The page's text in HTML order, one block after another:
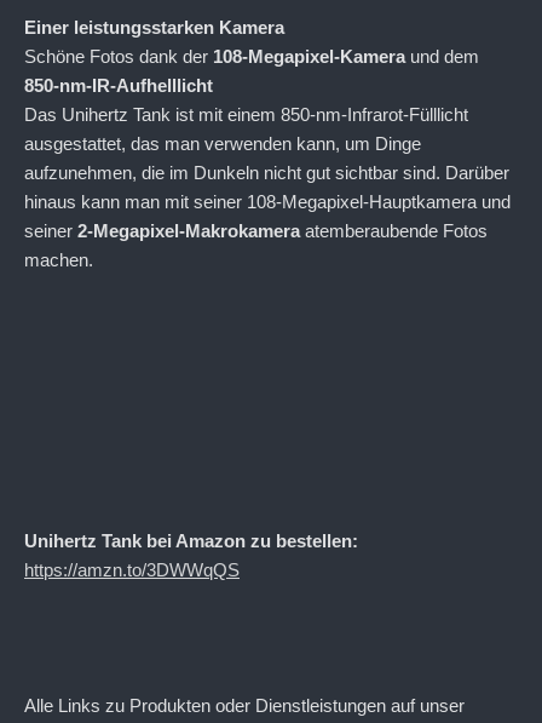
Einer leistungsstarken Kamera
Schöne Fotos dank der 108-Megapixel-Kameraund dem
850-nm-IR-Aufhelllicht
Das Unihertz Tank ist mit einem 850-nm-Infrarot-Fülllicht
ausgestattet, das man verwenden kann, um Dinge
aufzunehmen, die im Dunkeln nicht gut sichtbar sind. Darüber
hinaus kann man mit seiner 108-Megapixel-Hauptkamera und
seiner 2-Megapixel-Makrokameraatemberaubende Fotos
machen.
Unihertz Tank bei Amazon zu bestellen:
https://amzn.to/3DWWqQS
Alle Links zu Produkten oder Dienstleistungen auf unser